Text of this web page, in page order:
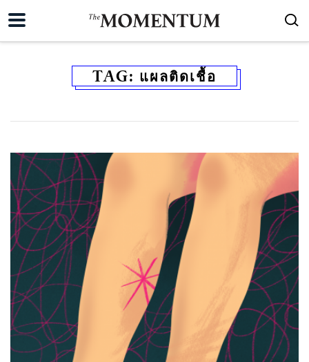
TAG: แผลติดเชื้อ
ค้นหา
SHARE TWEET EMAIL